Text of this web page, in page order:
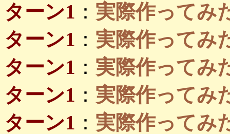
ターン1 ： 実際作ってみ
ターン1 ： 実際作ってみ
ターン1 ： 実際作ってみ
ターン1 ： 実際作ってみ
ターン1 ： 実際作ってみ